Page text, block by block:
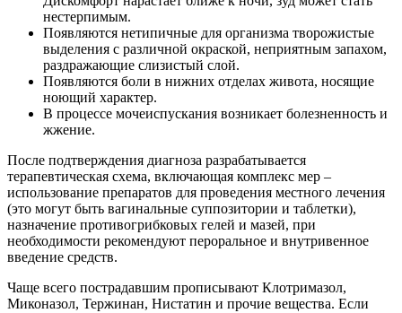
нестерпимым.
Появляются нетипичные для организма творожистые
выделения с различной окраской, неприятным запахом,
раздражающие слизистый слой.
Появляются боли в нижних отделах живота, носящие
ноющий характер.
В процессе мочеиспускания возникает болезненность и
жжение.
После подтверждения диагноза разрабатывается
терапевтическая схема, включающая комплекс мер –
использование препаратов для проведения местного лечения
(это могут быть вагинальные суппозитории и таблетки),
назначение противогрибковых гелей и мазей, при
необходимости рекомендуют пероральное и внутривенное
введение средств.
Чаще всего пострадавшим прописывают Клотримазол,
Миконазол, Тержинан, Нистатин и прочие вещества. Если